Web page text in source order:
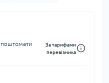
За тарифами
перевізника